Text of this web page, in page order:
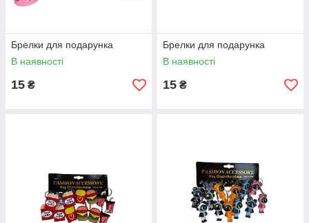
Брелки для подарунка
В наявності
15 ₴
Брелки для подарунка
В наявності
15 ₴